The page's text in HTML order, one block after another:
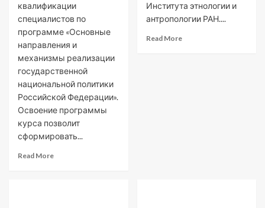
квалификации
специалистов по
программе «Основные
направления и
механизмы реализации
государственной
национальной политики
Российской Федерации».
Освоение программы
курса позволит
сформировать...
Read More
Института этнологии и
антропологии РАН....
Read More